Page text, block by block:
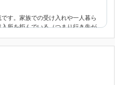
す。家族での受け入れや一人暮ら
所を拒んでいる（つまり行き先が
と言われた家族へ──退院